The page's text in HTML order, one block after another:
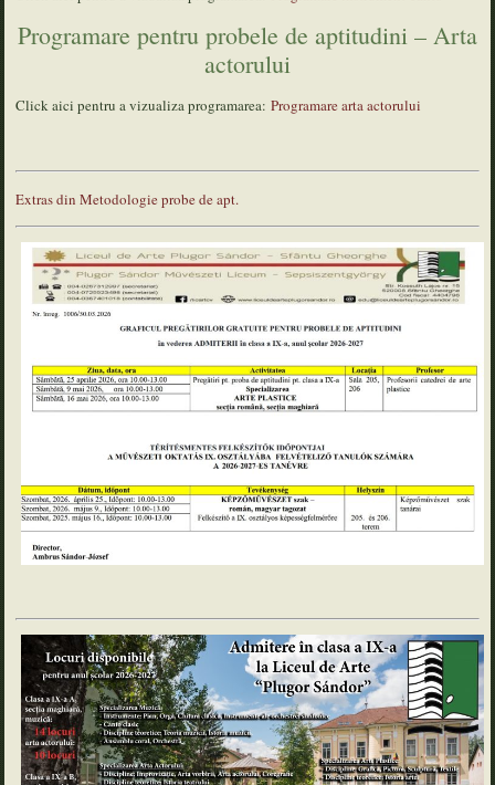
Programare pentru probele de aptitudini – Arta
actorului
Click aici pentru a vizualiza programarea:Programare arta actorului
Extras din Metodologie probe de apt.